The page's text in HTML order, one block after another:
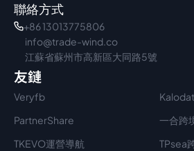
聯絡方式
+86 13013775806
info@trade-wind.co
江蘇省蘇州市高新區大同路5號
友鏈
Veryfb
PartnerShare
一合跨
TKEVO運營導航
TPsea